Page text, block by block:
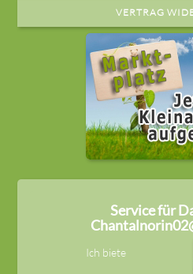
VERTRAG
Service für
Ich biete